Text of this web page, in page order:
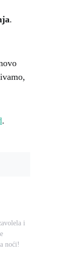
.
.
i
noći!